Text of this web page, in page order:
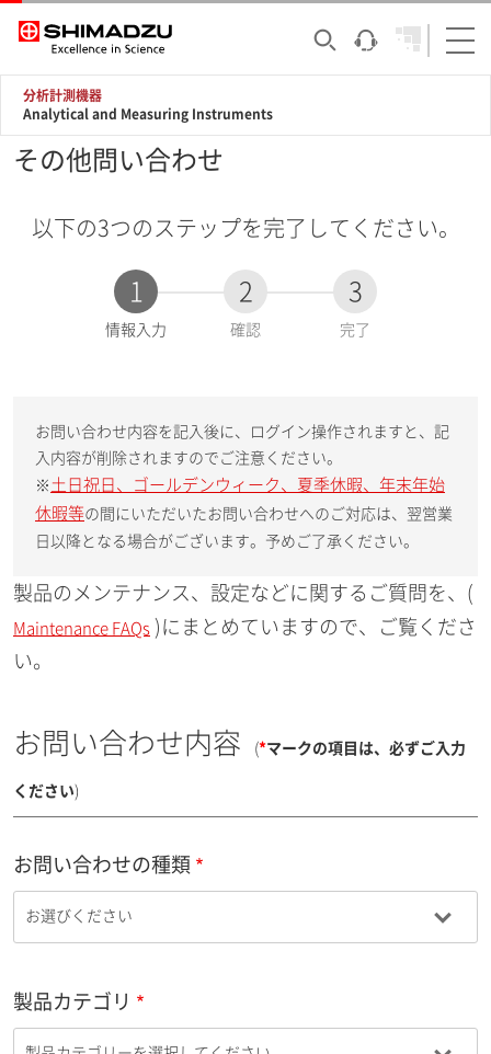
分析計測機器
Analytical and Measuring Instruments
その他問い合わせ
以下の3つのステップを完了してください。
1
現
情報入力
2
確認
3
完了
お問い合わせ内容を記入後に、ログイン操作されますと、記
入内容が削除されますのでご注意ください。
※ 土日祝日、ゴールデンウィーク、夏季休暇、年末年始
休暇等の間にいただいたお問い合わせへのご対応は、翌営業
日以降となる場合がございます。予めご了承ください。
製品のメンテナンス、設定などに関するご質問を、(
Maintenance FAQs )にまとめていますので、ご覧くださ
い。
お問い合わせ内容 (*マークの項目は、必ずご入力
ください)
お問い合わせの種類
製品カテゴリ